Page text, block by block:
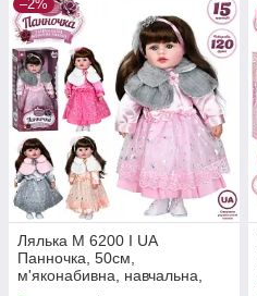
–2%
Лялька M 6200 I UA
Панночка, 50см,
м'яконабивна, навчальна,